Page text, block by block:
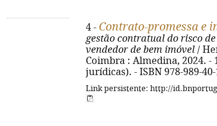
4 - Contrato-promessa e
gestão contratual do risco
vendedor de bem imóvel /
Coimbra : Almedina, 2024. -
jurídicas). - ISBN 978-989-
Link persistente: http://